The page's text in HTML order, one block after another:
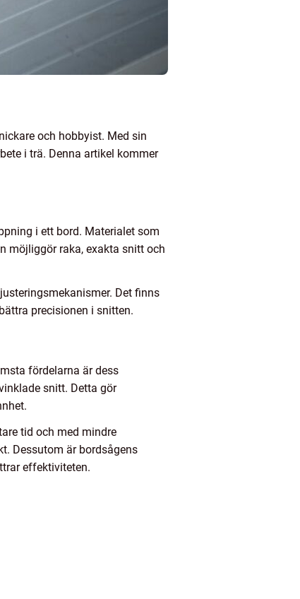
och hobbyist. Med sin
i trä. Denna artikel kommer
i ett bord. Materialet som
möjliggör raka, exakta snitt och
Det finns
precisionen i snitten.
fördelarna är dess
snitt. Detta gör
tid och med mindre
Dessutom är bordsågens
effektiviteten.